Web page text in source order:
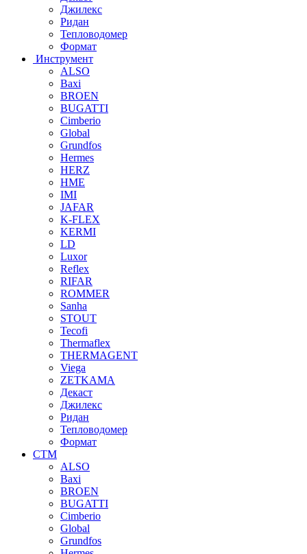
Джилекс
Ридан
Тепловодомер
Формат
Инструмент
ALSO
Baxi
BROEN
BUGATTI
Cimberio
Global
Grundfos
Hermes
HERZ
HME
IMI
JAFAR
K-FLEX
KERMI
LD
Luxor
Reflex
RIFAR
ROMMER
Sanha
STOUT
Tecofi
Thermaflex
THERMAGENT
Viega
ZETKAMA
Декаст
Джилекс
Ридан
Тепловодомер
Формат
СТМ
ALSO
Baxi
BROEN
BUGATTI
Cimberio
Global
Grundfos